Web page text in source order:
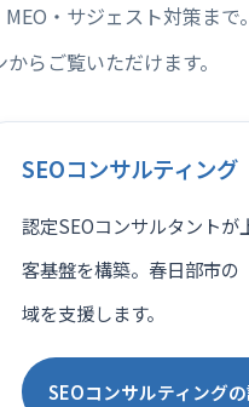
・サジェスト対策まで
らご覧いただけます。
SEOコンサルティング
認定SEOコンサルタント
客基盤を構築。春日部市の
域を支援します。
SEOコンサルティング